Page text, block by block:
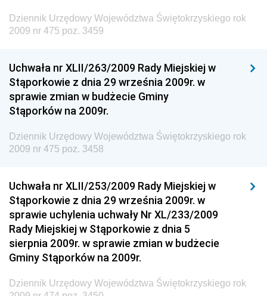
Dziennik Urzędowy Ministra Energii
Dziennik Urzędowy Ministra Sprawiedliwości
Dziennik Urzędowy Ministra Rozwoju i Finansów
Dziennik Urzędowy Wyższego Urzędu Górniczego
Dziennik Urzędowy Prezesa Urzędu Transportu
Kolejowego
Technologii
Dziennik Urzędowy Ministra Inwestycji i Rozwoju
Dziennik Urzędowy Naczelnego Dyrektora Archiwów
Państwowych
Dziennik Urzędowy Ministra Finansów, Inwestycji i
Dziennik Urzędowy Ministra Klimatu
Dziennik Urzędowy Województwa Świętokrzyskiego rok
2009 nr 475 poz. 3459
Uchwała nr XLII/263/2009 Rady Miejskiej w
Stąporkowie z dnia 29 września 2009r. w
sprawie zmian w budżecie Gminy
Stąporków na 2009r.
Dziennik Urzędowy Województwa Świętokrzyskiego rok
2009 nr 475 poz. 3458
Uchwała nr XLII/253/2009 Rady Miejskiej w
Stąporkowie z dnia 29 września 2009r. w
sprawie uchylenia uchwały Nr XL/233/2009
Rady Miejskiej w Stąporkowie z dnia 5
sierpnia 2009r. w sprawie zmian w budżecie
Gminy Stąporków na 2009r.
Dziennik Urzędowy Województwa Świętokrzyskiego rok